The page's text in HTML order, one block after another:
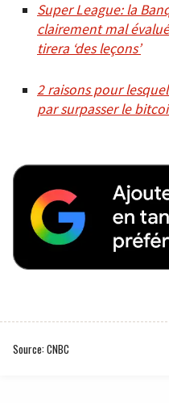
Super League: la
clairement mal
tirera ‘des leçons’
2 raisons pour
par surpasser le
Source: CNBC